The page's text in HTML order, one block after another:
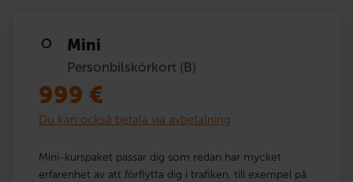
Mini
Personbilskörkort (B)
999 €
Du kan också betala via avbetalning
Mini-kurspaket passar dig som redan har mycket
erfarenhet av att förflytta dig i trafiken, till exempel på